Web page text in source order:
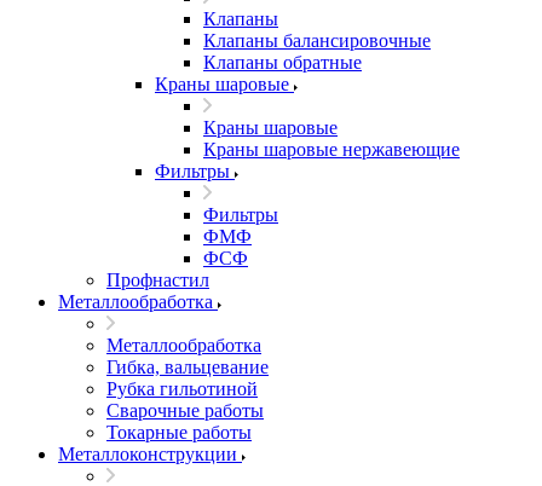
Клапаны
Клапаны балансировочные
Клапаны обратные
Краны шаровые
Краны шаровые
Краны шаровые нержавеющие
Фильтры
Фильтры
ФМФ
ФСФ
Профнастил
Металлообработка
Металлообработка
Гибка, вальцевание
Рубка гильотиной
Сварочные работы
Токарные работы
Металлоконструкции